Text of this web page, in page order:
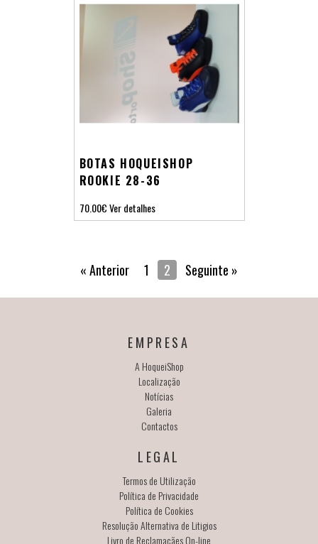
BOTAS HOQUEISHOP
ROOKIE 28-36
70.00€Ver detalhes
« Anterior 1 2 Seguinte »
EMPRESA
A HoqueiShop
Localização
Notícias
Galeria
Contactos
LEGAL
Termos de Utilização
Política de Privacidade
Política de Cookies
Resolução Alternativa de Litigios
Livro de Reclamaçães On-line